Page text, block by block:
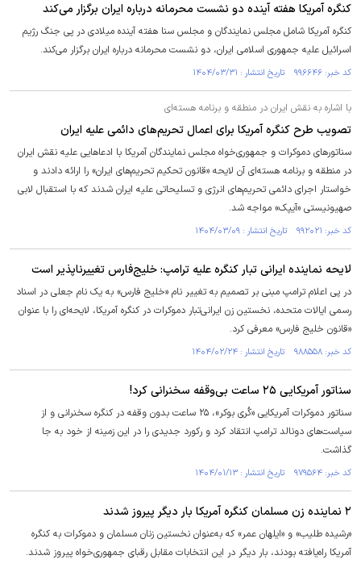
کنگره آمریکا هفته آینده دو نشست محرمانه درباره ایران برگزار می‌کند
کنگره آمریکا شامل مجلس نمایندگان و مجلس سنا هفته آینده میلادی در پی جنگ رژیم
اسرائیل علیه جمهوری اسلامی ایران، دو نشست محرمانه درباره ایران برگزار می‌کند.
کد خبر: ۹۹۶۶۴۶ تاریخ انتشار : ۱۴۰۴/۰۳/۳۱
با اشاره به نقش ایران در منطقه و برنامه هسته‌ای
تصویب طرح کنگره آمریکا برای اعمال تحریم‌های دائمی علیه ایران
سناتور‌های دموکرات و جمهوری‌خواه مجلس نمایندگان آمریکا با ادعا‌هایی علیه نقش ایران
در منطقه و برنامه هسته‌ای آن لایحه «قانون تحکیم تحریم‌های ایران» را ارائه دادند و
خواستار اجرای دائمی تحریم‌های انرژی و تسلیحاتی علیه ایران شدند که با استقبال لابی
صهیونیستی «آیپک» مواجه شد.
کد خبر: ۹۹۲۰۲۱ تاریخ انتشار : ۱۴۰۴/۰۳/۰۹
لایحه نماینده ایرانی‌ تبار کنگره علیه ترامپ: خلیج‌فارس تغییرناپذیر است
در پی اعلام ترامپ مبنی بر تصمیم به تغییر نام «خلیج فارس» به یک نام جعلی در اسناد
رسمی ایالات متحده، نخستین زن ایرانی‌تبار دموکرات در کنگره آمریکا، لایحه‌ای را با عنوان
«قانون خلیج فارس» معرفی کرد.
کد خبر: ۹۸۸۵۵۸ تاریخ انتشار : ۱۴۰۴/۰۲/۲۴
سناتور آمریکایی ۲۵ ساعت بی‌وقفه سخنرانی کرد!
سناتور دموکرات آمریکایی «کُری بوکر»، ۲۵ ساعت بدون وقفه در کنگره سخنرانی و از
سیاست‌های دونالد ترامپ انتقاد کرد و رکورد جدیدی را در این زمینه از خود به جا
گذاشت.
کد خبر: ۹۷۹۵۶۴ تاریخ انتشار : ۱۴۰۴/۰۱/۱۳
۲ نماینده زن مسلمان کنگره آمریکا بار دیگر پیروز شدند
«رشیده طلیب» و «ایلهان عمر» که به‌عنوان نخستین زنان مسلمان و دموکرات به کنگره
آمریکا راه‌یافته بودند، بار دیگر در این انتخابات مقابل رقبای جمهوری‌خواه پیروز شدند.